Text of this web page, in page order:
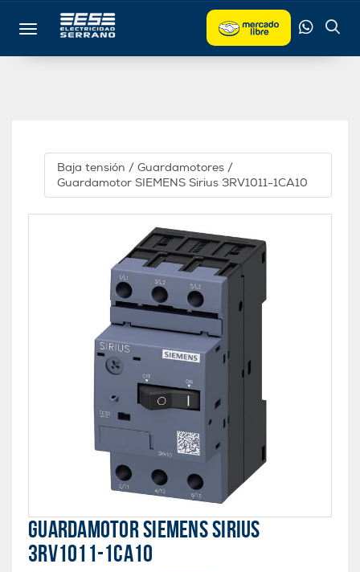
Toggle navigation
Baja tensión / Guardamotores /
Guardamotor SIEMENS Sirius 3RV1011-1CA10
GUARDAMOTOR SIEMENS SIRIUS
3RV1011-1CA10